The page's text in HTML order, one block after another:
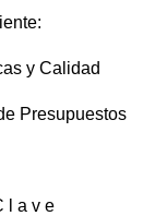
y Calidad
Presupuestos
l a v e